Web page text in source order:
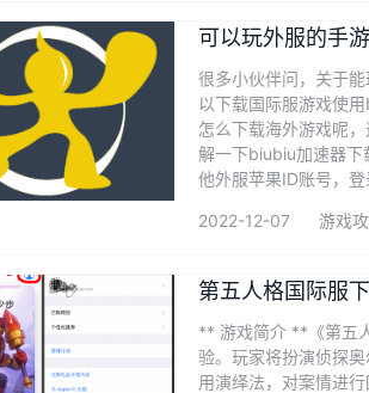
可以玩外服的手
很多小伙伴问，关于
以下载国际服游戏使
怎么下载海外游戏呢
解一下biubiu加速器下
他外服苹果ID账号，
2022-12-07 游戏
第五人格国际服
** 游戏简介 **《第五
验。玩家将扮演侦探
用演绎法，对案情进